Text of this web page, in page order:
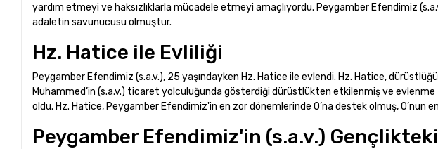
yardım etmeyi ve haksızlıklarla mücadele etmeyi amaçlıyordu. Peygamber Efendimiz
adaletin savunucusu olmuştur.
Hz. Hatice ile Evliliği
Peygamber Efendimiz (s.a.v.), 25 yaşındayken Hz. Hatice ile evlendi. Hz. Hatice, dürüstlüğü
Muhammed’in (s.a.v.) ticaret yolculuğunda gösterdiği dürüstlükten etkilenmiş ve evlenme
oldu. Hz. Hatice, Peygamber Efendimiz'in en zor dönemlerinde O’na destek olmuş, O’nun
Peygamber Efendimiz'in (s.a.v.)